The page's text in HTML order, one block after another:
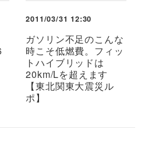
2011/03/31 12:30
ガソリン不足のこんな
時こそ低燃費。フィッ
トハイブリッドは
20km/Lを超えます
【東北関東大震災ル
ポ】